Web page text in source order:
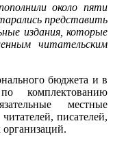
около пяти
представить
издания, которые
читательским
бюджета и в
комплектованию
местные
писателей,